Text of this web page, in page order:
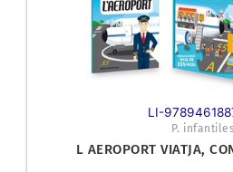
LI-
P. infantiles
L AEROPORT VIATJA,